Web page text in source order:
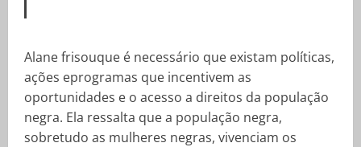
Alane frisouque é necessário que existam políticas,
ações eprogramas que incentivem as
oportunidades e o acesso a direitos da população
negra. Ela ressalta que a população negra,
sobretudo as mulheres negras, vivenciam os